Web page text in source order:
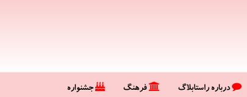
درباره راستابلاگ فرهنگ جشنواره